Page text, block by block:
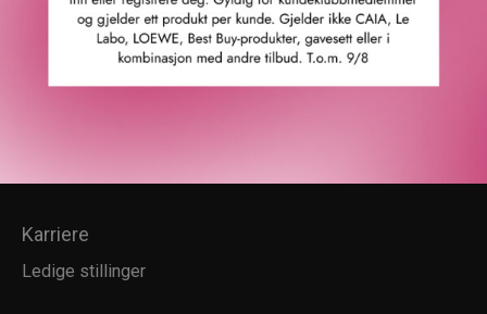
Kundesenter
Karriere
Ledige stillinger